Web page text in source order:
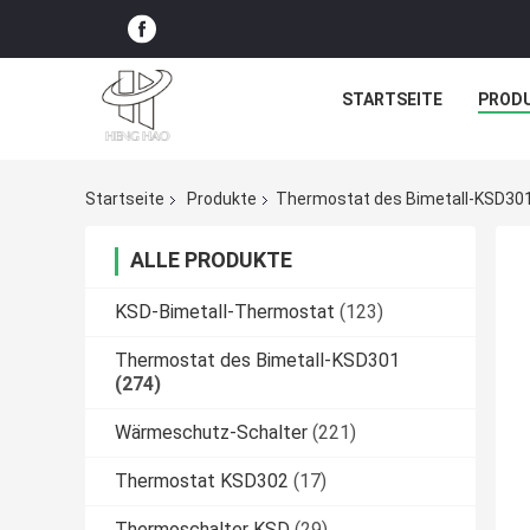
STARTSEITE
Startseite Produkte Thermostat des Bimetall-
ALLE PRODUKTE
KSD-Bimetall-Thermostat (123)
Thermostat des Bimetall-KSD301
(274)
Wärmeschutz-Schalter (221)
Thermostat KSD302 (17)